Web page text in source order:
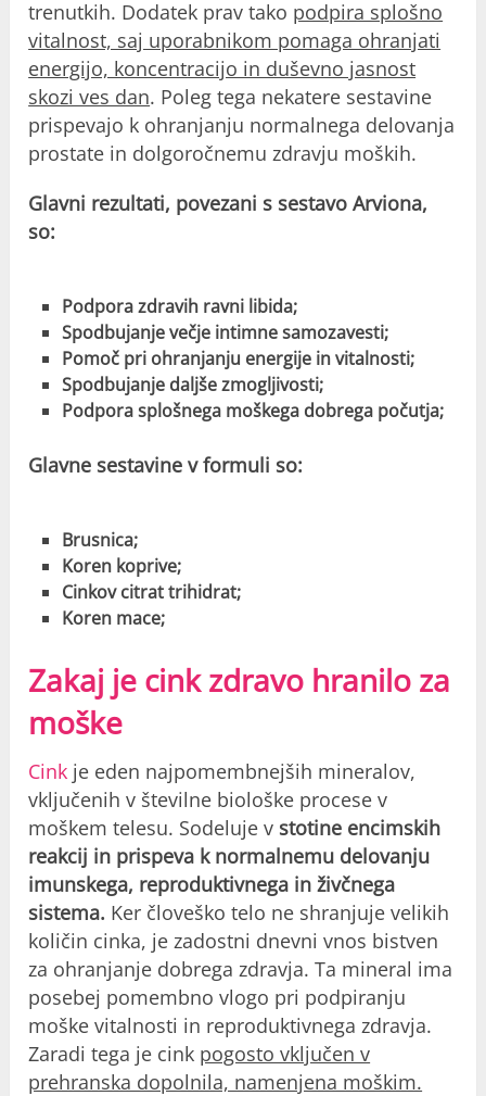
trenutkih. Dodatek prav tako podpira splošno
vitalnost, saj uporabnikom pomaga ohranjati
energijo, koncentracijo in duševno jasnost
skozi ves dan. Poleg tega nekatere sestavine
prispevajo k ohranjanju normalnega delovanja
prostate in dolgoročnemu zdravju moških.
Glavni rezultati, povezani s sestavo Arviona,
so:
Podpora zdravih ravni libida;
Spodbujanje večje intimne samozavesti;
Pomoč pri ohranjanju energije in vitalnosti;
Spodbujanje daljše zmogljivosti;
Podpora splošnega moškega dobrega počutja;
Glavne sestavine v formuli so:
Brusnica;
Koren koprive;
Cinkov citrat trihidrat;
Koren mace;
Zakaj je cink zdravo hranilo za
moške
Cink je eden najpomembnejših mineralov,
vključenih v številne biološke procese v
moškem telesu. Sodeluje v stotine encimskih
reakcij in prispeva k normalnemu delovanju
imunskega, reproduktivnega in živčnega
sistema. Ker človeško telo ne shranjuje velikih
količin cinka, je zadostni dnevni vnos bistven
za ohranjanje dobrega zdravja. Ta mineral ima
posebej pomembno vlogo pri podpiranju
moške vitalnosti in reproduktivnega zdravja.
Zaradi tega je cink pogosto vključen v
prehranska dopolnila, namenjena moškim.